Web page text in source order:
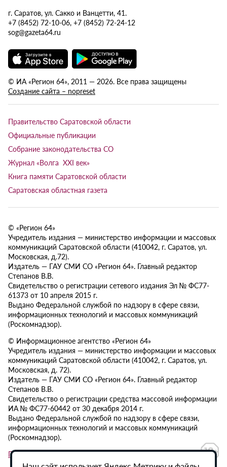
г. Саратов, ул. Сакко и Ванцетти, 41.
+7 (8452) 72-10-06, +7 (8452) 72-24-12
sog@gazeta64.ru
© ИА «Регион 64», 2011 — 2026. Все права защищены
Создание сайта – nopreset
Правительство Саратовской области
Официальные публикации
Собрание законодательства СО
Журнал «Волга XXI век»
Книга памяти Саратовской области
Саратовская областная газета
© «Регион 64»
Учредитель издания — министерство информации и массовых
коммуникаций Саратовской области (410042, г. Саратов, ул.
Московская, д.72).
Издатель — ГАУ СМИ СО «Регион 64». Главный редактор
Степанов В.В.
Свидетельство о регистрации сетевого издания Эл № ФС77-
61373 от 10 апреля 2015 г.
Выдано Федеральной службой по надзору в сфере связи,
информационных технологий и массовых коммуникаций
(Роскомнадзор).
© Информационное агентство «Регион 64»
Учредитель издания — министерство информации и массовых
коммуникаций Саратовской области (410042, г. Саратов, ул.
Московская, д. 72).
Издатель — ГАУ СМИ СО «Регион 64». Главный редактор
Степанов В.В.
Свидетельство о регистрации средства массовой информации
ИА № ФС77-60442 от 30 декабря 2014 г.
Выдано Федеральной службой по надзору в сфере связи,
информационных технологий и массовых коммуникаций
(Роскомнадзор).
Политика в отношении обработки персональных данных